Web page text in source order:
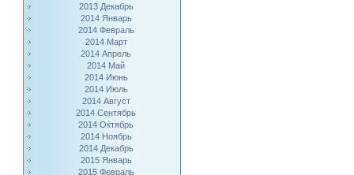
2013 Декабрь
2014 Январь
2014 Февраль
2014 Март
2014 Апрель
2014 Май
2014 Июнь
2014 Июль
2014 Август
2014 Сентябрь
2014 Октябрь
2014 Ноябрь
2014 Декабрь
2015 Январь
2015 Февраль